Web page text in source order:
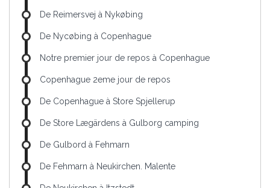
De Reimersvej à Nykøbing
De Nycøbing à Copenhague
Notre premier jour de repos à Copenhague
Copenhague 2eme jour de repos
De Copenhague à Store Spjellerup
De Store Lægärdens à Gulborg camping
De Gulbord à Fehmarn
De Fehmarn à Neukirchen. Malente